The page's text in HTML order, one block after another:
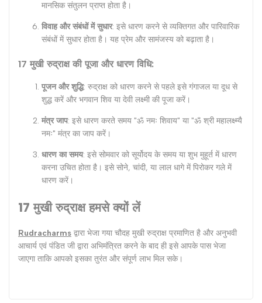
मानसिक संतुलन प्राप्त होता है।
विवाह और संबंधों में सुधार: इसे धारण करने से व्यक्तिगत और पारिवारिक
संबंधों में सुधार होता है। यह प्रेम और सामंजस्य को बढ़ाता है।
17 मुखी रुद्राक्ष की पूजा और धारण विधि:
पूजन और शुद्धि: रुद्राक्ष को धारण करने से पहले इसे गंगाजल या दूध से
शुद्ध करें और भगवान शिव या देवी लक्ष्मी की पूजा करें।
मंत्र जाप: इसे धारण करते समय "ॐ नमः शिवाय" या "ॐ श्री महालक्ष्म्यै
नमः" मंत्र का जाप करें।
धारण का समय: इसे सोमवार को सूर्योदय के समय या शुभ मुहूर्त में धारण
करना उचित होता है। इसे सोने, चांदी, या लाल धागे में पिरोकर गले में
धारण करें।
17 मुखी रुद्राक्ष हमसे क्‍यों लें
Rudracharms द्वारा भेजा गया चौदह मुखी रुद्राक्ष प्रमाणित है और अनुभवी
आचार्य एवं पंडित जी द्वारा अभिमंत्रित करने के बाद ही इसे आपके पास भेजा
जाएगा ताकि आपको इसका तुरंत और संपूर्ण लाभ मिल सके।